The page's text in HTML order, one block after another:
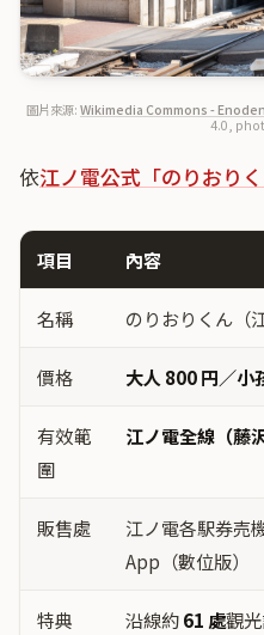
圖片來源: Wikimedia Commons -
4.0,
依江ノ電公式「のりおりく
項目 內容
名稱 のりおりくん（
價格 大人 800 円／小
有效範
圍
江ノ電全線（藤
販售處
江ノ電各駅券売
App（數位版）
特典 沿線約61 處觀